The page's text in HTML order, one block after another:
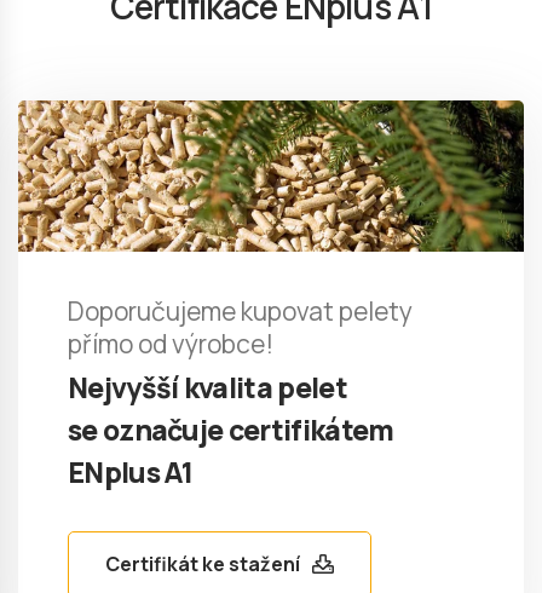
Doporučujeme kupovat pelety
přímo od výrobce!
Nejvyšší kvalita pelet
se označuje certifikátem
ENplus A1
Certifikát ke stažení